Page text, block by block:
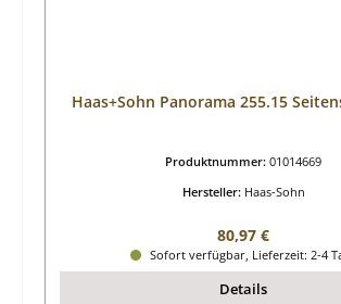
Haas+Sohn Panorama 255.15
Produktnummer: 01014669
Hersteller: Haas-Sohn
Regulärer Preis:
80,97 €
Sofort verfügbar, Lieferzeit: 2-4
Details